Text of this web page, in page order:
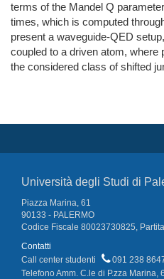
terms of the Mandel Q
times, which is computed
present a waveguide-QED
coupled to a driven atom, where
the considered class of shifted
Università degli Studi di
Piazza Marina, 61
90133 - PALERMO
Codice Fiscale 80023730825,
Contatti
Call center studenti
091 238
Telefono Amm. C.le di P.zza Marina,